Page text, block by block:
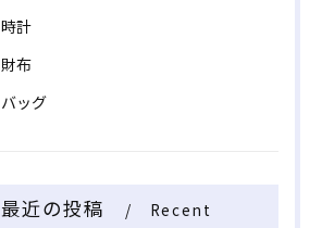
時計
財布
バッグ
最近の投稿
Recent